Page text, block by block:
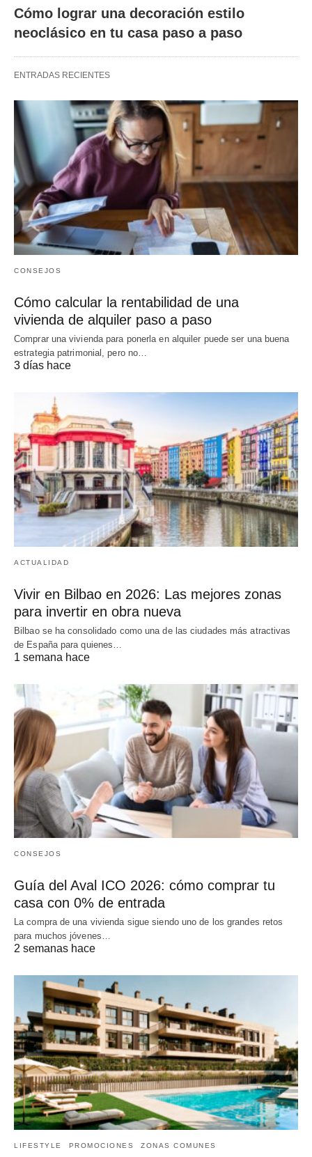
Cómo lograr una decoración estilo
neoclásico en tu casa paso a paso
ENTRADAS RECIENTES
CONSEJOS
Cómo calcular la rentabilidad de una
vivienda de alquiler paso a paso
Comprar una vivienda para ponerla en alquiler puede ser una buena
estrategia patrimonial, pero no…
3 días hace
ACTUALIDAD
Vivir en Bilbao en 2026: Las mejores zonas
para invertir en obra nueva
Bilbao se ha consolidado como una de las ciudades más atractivas
de España para quienes…
1 semana hace
CONSEJOS
Guía del Aval ICO 2026: cómo comprar tu
casa con 0% de entrada
La compra de una vivienda sigue siendo uno de los grandes retos
para muchos jóvenes…
2 semanas hace
LIFESTYLE PROMOCIONES ZONAS COMUNES